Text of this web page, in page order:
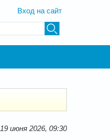
Вход на сайт
поиска
19 июня 2026, 09:30